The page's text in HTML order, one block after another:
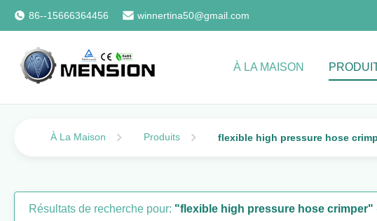
86--15666364456 winnertina50@gmail.com
À LA MAISON
À La Maison Produits flexible high pressure hose
Résultats de recherche pour: "flexible high pressure hose crimper"